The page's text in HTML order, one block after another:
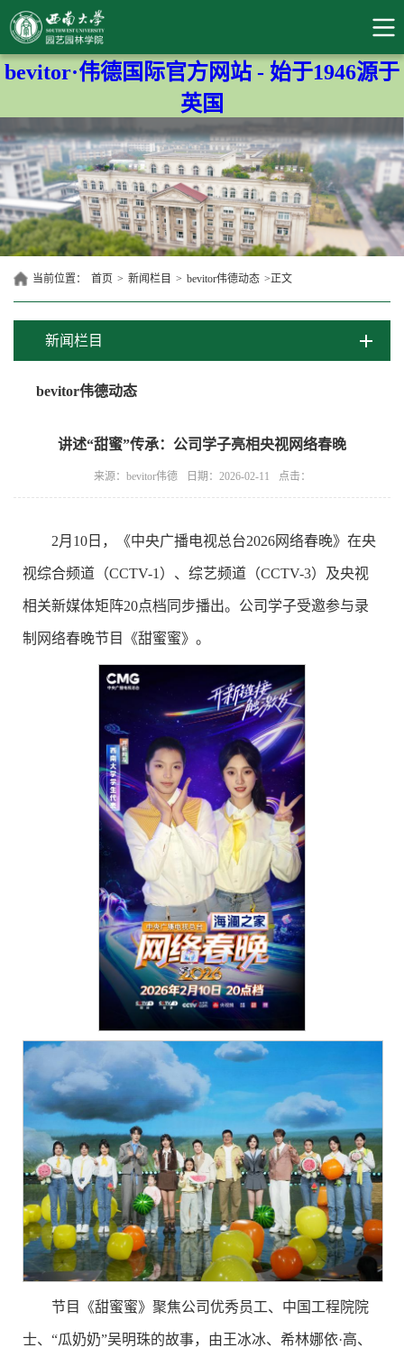
bevitor·伟德国际官方网站 - 始于1946源于
英国
当前位置： 首页 > 新闻栏目 > bevitor伟德动态 >正文
新闻栏目
bevitor伟德动态
讲述“甜蜜”传承：公司学子亮相央视网络春晚
来源：bevitor伟德 日期：2026-02-11 点击：
2月10日，《中央广播电视总台2026网络春晚》在央
视综合频道（CCTV-1）、综艺频道（CCTV-3）及央视
相关新媒体矩阵20点档同步播出。公司学子受邀参与录
制网络春晚节目《甜蜜蜜》。
节目《甜蜜蜜》聚焦公司优秀员工、中国工程院院
士、“瓜奶奶”吴明珠的故事，由王冰冰、希林娜依·高、